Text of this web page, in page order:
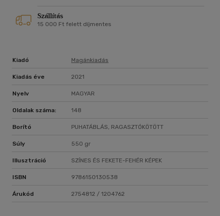
Szállítás
15 000 Ft felett díjmentes
Kiadó Magánkiadás
Kiadás éve 2021
Nyelv MAGYAR
Oldalak száma: 148
Borító PUHATÁBLÁS, RAGASZTÓKÖTÖTT
Súly 550 gr
Illusztráció SZÍNES ÉS FEKETE-FEHÉR KÉPEK
ISBN 9786150130538
Árukód 2754812 / 1204762